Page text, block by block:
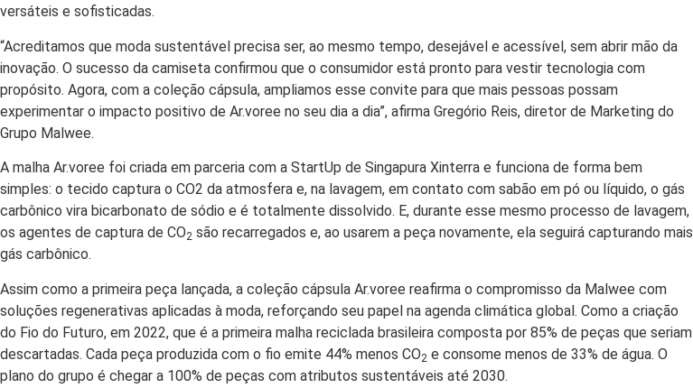
versáteis e sofisticadas.
“Acreditamos que moda sustentável precisa ser, ao mesmo tempo, desejável e acessível, sem abrir mão da
inovação. O sucesso da camiseta confirmou que o consumidor está pronto para vestir tecnologia com
propósito. Agora, com a coleção cápsula, ampliamos esse convite para que mais pessoas possam
experimentar o impacto positivo de Ar.voree no seu dia a dia”, afirma Gregório Reis, diretor de Marketing do
Grupo Malwee.
A malha Ar.voree foi criada em parceria com a StartUp de Singapura Xinterra e funciona de forma bem
simples: o tecido captura o CO2 da atmosfera e, na lavagem, em contato com sabão em pó ou líquido, o gás
carbônico vira bicarbonato de sódio e é totalmente dissolvido. E, durante esse mesmo processo de lavagem,
os agentes de captura de CO2 são recarregados e, ao usarem a peça novamente, ela seguirá capturando mais
gás carbônico.
Assim como a primeira peça lançada, a coleção cápsula Ar.voree reafirma o compromisso da Malwee com
soluções regenerativas aplicadas à moda, reforçando seu papel na agenda climática global. Como a criação
do Fio do Futuro, em 2022, que é a primeira malha reciclada brasileira composta por 85% de peças que seriam
descartadas. Cada peça produzida com o fio emite 44% menos CO2 e consome menos de 33% de água. O
plano do grupo é chegar a 100% de peças com atributos sustentáveis até 2030.